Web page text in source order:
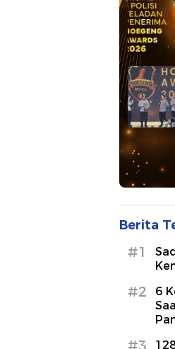
Berita
#1
#2
6
#3